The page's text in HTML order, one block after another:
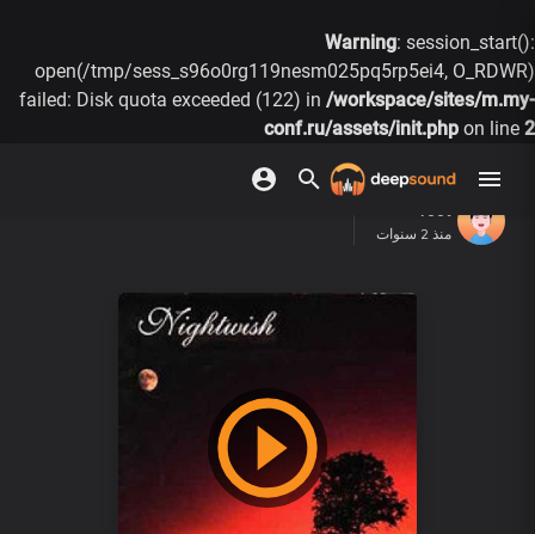
Warning: session_start():
open(/tmp/sess_s96o0rg119nesm025pq5rp5ei4, O_RDWR)
failed: Disk quota exceeded (122) in /workspace/sites/m.my-
conf.ru/assets/init.php on line 2
منذ 2 سنوات